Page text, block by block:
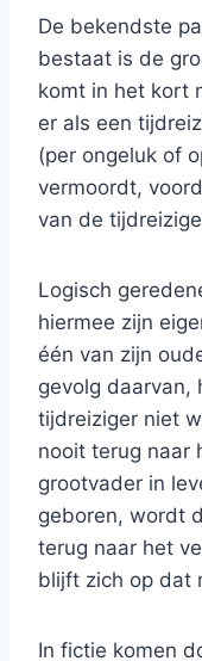
De bekendste
bestaat is de
komt in het kort
er als een
(per ongeluk of
vermoordt,
van de
Logisch
hiermee zijn
één van zijn
gevolg daarvan,
tijdreiziger niet
nooit terug naar
grootvader in
geboren, wordt
terug naar het
blijft zich op dat
In fictie komen